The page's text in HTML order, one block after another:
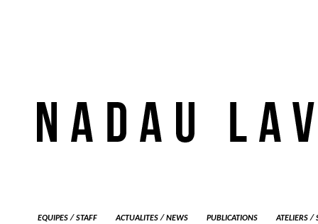
EQUIPES / STAFF ACTUALITES / NEWS PUBLICATIONS ATELIERS /